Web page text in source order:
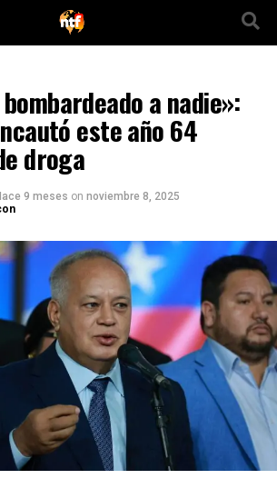
a nadie»:
este año 64
droga
9 meses on noviembre 8, 2025